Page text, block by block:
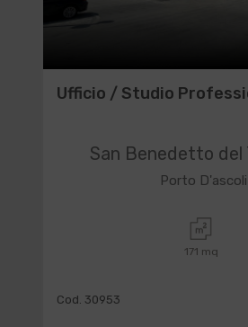
Ufficio / Studio
San Benedetto del
Porto
171 mq
Cod. 30953